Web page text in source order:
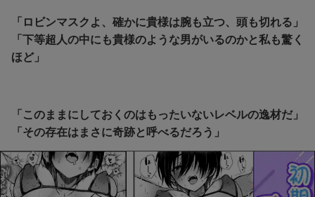
「ロビンマスクよ、確かに貴様は腕も立つ、頭も切れる」
「下等超人の中にも貴様のような男がいるのかと私も驚く
ほど」
「このままにしておくのはもったいないレベルの逸材だ」
「その存在はまさに奇跡と呼べるだろう」